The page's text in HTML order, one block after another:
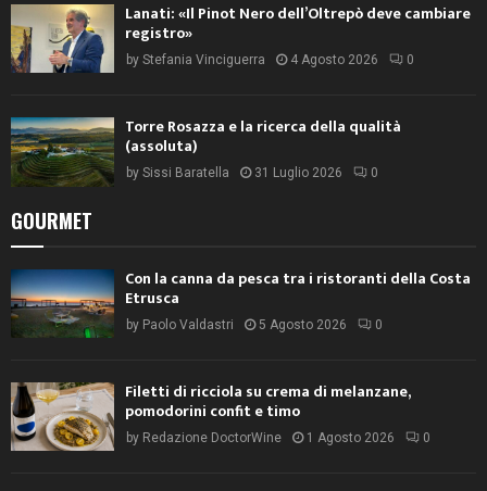
Lanati: «Il Pinot Nero dell’Oltrepò deve cambiare
registro»
by Stefania Vinciguerra 4 Agosto 2026 0
Torre Rosazza e la ricerca della qualità
(assoluta)
by Sissi Baratella 31 Luglio 2026 0
GOURMET
Con la canna da pesca tra i ristoranti della Costa
Etrusca
by Paolo Valdastri 5 Agosto 2026 0
Filetti di ricciola su crema di melanzane,
pomodorini confit e timo
by Redazione DoctorWine 1 Agosto 2026 0